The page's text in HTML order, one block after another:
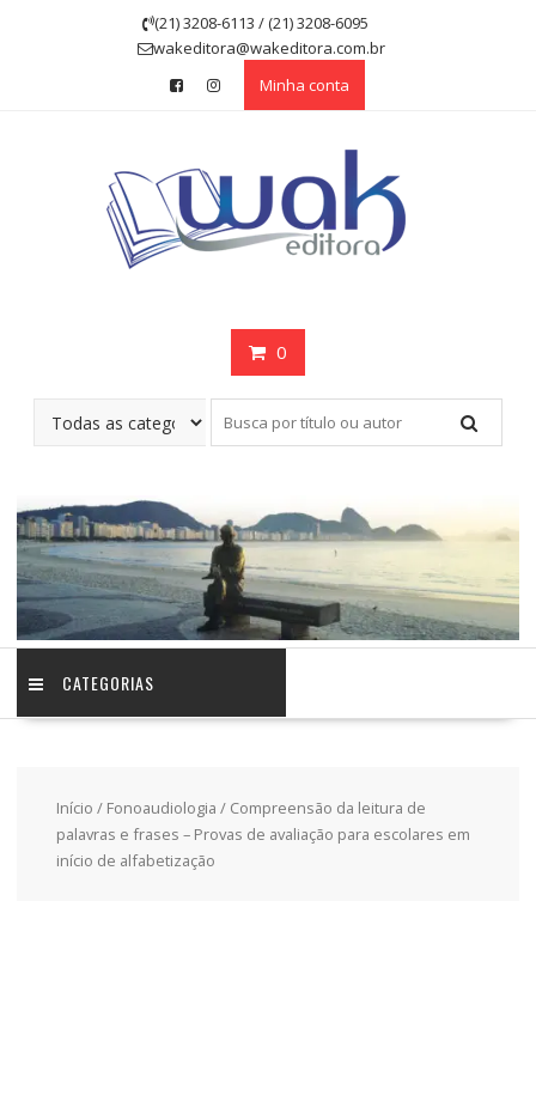
(21) 3208-6113 / (21) 3208-6095
wakeditora@wakeditora.com.br
Minha conta
0
CATEGORIAS
Início / Fonoaudiologia / Compreensão da leitura de
palavras e frases – Provas de avaliação para escolares em
início de alfabetização